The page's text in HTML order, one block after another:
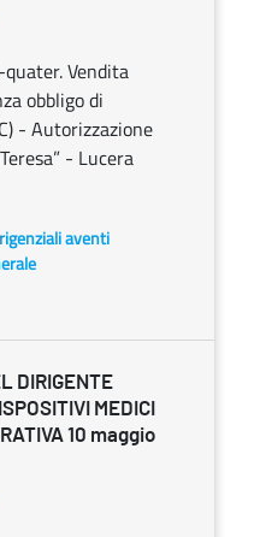
Vendita
obbligo di
- Autorizzazione
- Lucera
aventi
DIRIGENTE
MEDICI
10 maggio